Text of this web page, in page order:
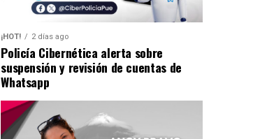
¡HOT! 2 días ago
Policía Cibernética alerta sobre
suspensión y revisión de cuentas de
Whatsapp